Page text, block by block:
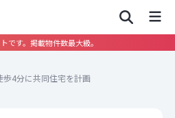
です。掲載物件数最大級。
歩4分に共同住宅を計画